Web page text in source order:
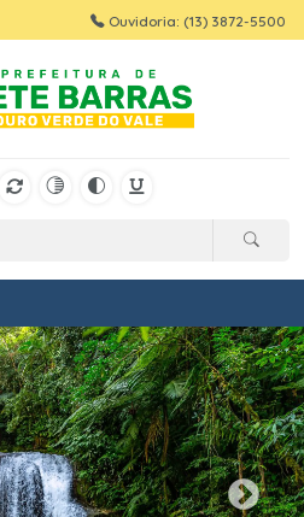
Ouvidoria: (13) 3872-5500